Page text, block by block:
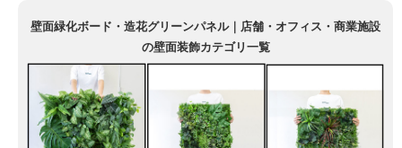
壁面緑化ボード・造花グリーンパネル｜店舗・オフィス・商業施設
の壁面装飾カテゴリ一覧